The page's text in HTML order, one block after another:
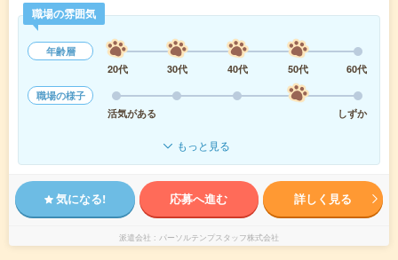
職場の雰囲気
年齢層
20代
30代 40代 50代
60代
職場の様子
活気がある
しずか
もっと見る
気になる! 応募へ進む 詳しく見る
派遣会社 パーソルテンプスタッフ株式会社